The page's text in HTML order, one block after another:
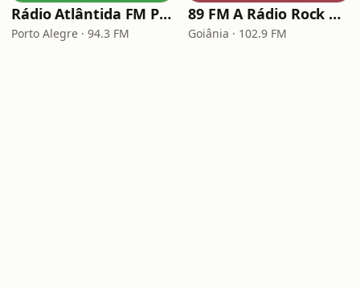
Rádio Atlântida FM Porto Alegre
Porto Alegre · 94.3 FM
89 FM A Rádio Rock Goiânia
Goiânia · 102.9 FM